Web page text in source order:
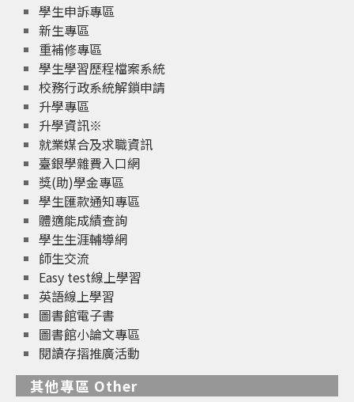
學生申訴專區
新生專區
重補修專區
學生學習歷程檔案系統
校務行政系統解鎖申請
升學專區
升學資訊※
就業媒合及求職資訊
臺銀學雜費入口網
獎(助)學金專區
學生匯款通知專區
體適能成績查詢
學生生涯輔導網
師生交流
Easy test線上學習
英語線上學習
圖書館電子書
圖書館小論文專區
閱讀存摺推廣活動
其他專區 Other